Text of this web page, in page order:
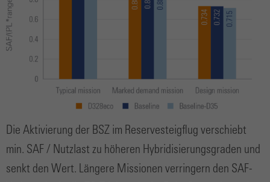
Die Aktivierung der BSZ im Reservesteigflug verschiebt
min. SAF / Nutzlast zu höheren Hybridisierungsgraden und
senkt den Wert. Längere Missionen verringern den SAF-